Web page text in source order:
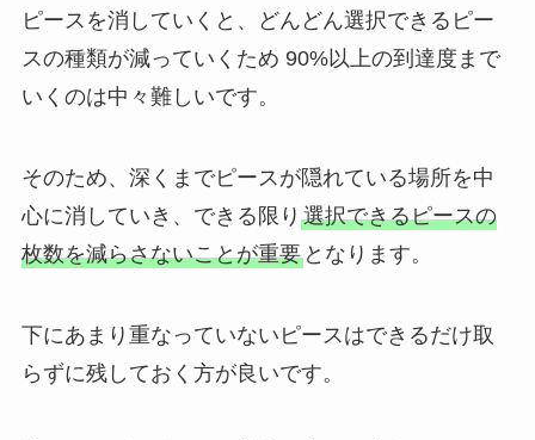
ピースを消していくと、どんどん選択できるピー
スの種類が減っていくため 90%以上の到達度まで
いくのは中々難しいです。
そのため、深くまでピースが隠れている場所を中
心に消していき、できる限り 選択できるピースの
枚数を減らさないことが重要となります。
下にあまり重なっていないピースはできるだけ取
らずに残しておく方が良いです。